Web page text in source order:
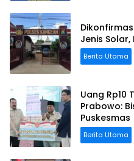
Jenis
Berita Utama
Uang Rp10
Prabowo:
Puskesmas
Berita Utama